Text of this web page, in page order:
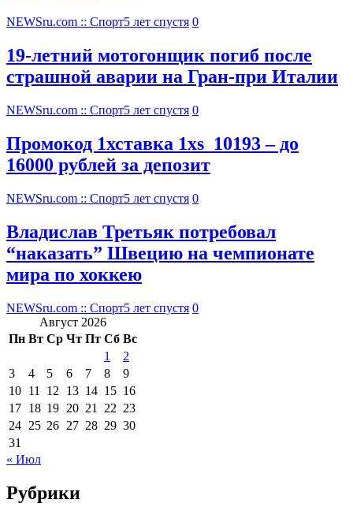
NEWSru.com :: Спорт5 лет спустя 0
19-летний мотогонщик погиб после
страшной аварии на Гран-при Италии
NEWSru.com :: Спорт5 лет спустя 0
Промокод 1хставка 1xs_10193 – до
16000 рублей за депозит
NEWSru.com :: Спорт5 лет спустя 0
Владислав Третьяк потребовал
“наказать” Швецию на чемпионате
мира по хоккею
NEWSru.com :: Спорт5 лет спустя 0
Август 2026
Пн Вт Ср Чт Пт Сб Вс
1
2
3
4 5 6 7 8
9
10 11 12 13 14 15 16
17 18 19 20 21 22 23
24 25 26 27 28 29 30
31
« Июл
Рубрики